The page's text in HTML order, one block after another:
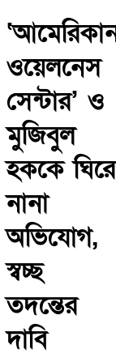
ওয়েলনেস
সেন্টার’ ও
মুজিবুল
হককে ঘিরে
নানা
অভিযোগ,
স্বচ্ছ
তদন্তের
দাবি